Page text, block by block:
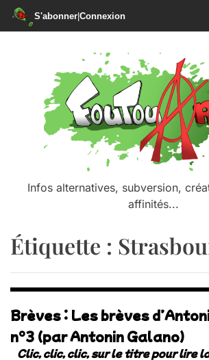
S'abonner|Connexion
Infos alternatives, subversion,
affinités...
Étiquette :
Brèves : Les brèves
n°3 (par Antonin Galano)